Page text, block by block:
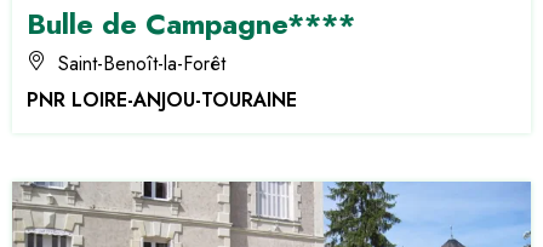
Bulle de Campagne****
Saint-Benoît-la-Forêt
PNR LOIRE-ANJOU-TOURAINE